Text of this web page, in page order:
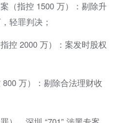
（指控 1500 万）：剔除升
轻罪判决；
控 2000 万）：案发时股权
万）：剔除合法理财收